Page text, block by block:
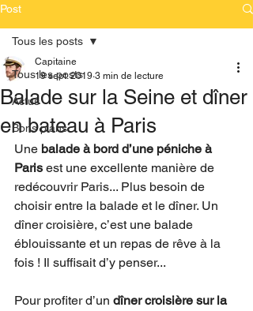
Post
Tous les posts
Actus
Bons plans
Tous les posts
Balade sur la Seine et dîner
en bateau à Paris
Capitaine
19 sept. 2019 3 min de lecture
Une balade à bord d’une péniche à
Paris est une excellente manière de
redécouvrir Paris... Plus besoin de
choisir entre la balade et le dîner. Un
dîner croisière, c’est une balade
éblouissante et un repas de rêve à la
fois ! Il suffisait d’y penser...
Pour profiter d’un dîner croisière sur la